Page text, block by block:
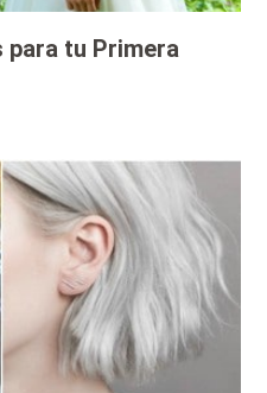
para tu Primera